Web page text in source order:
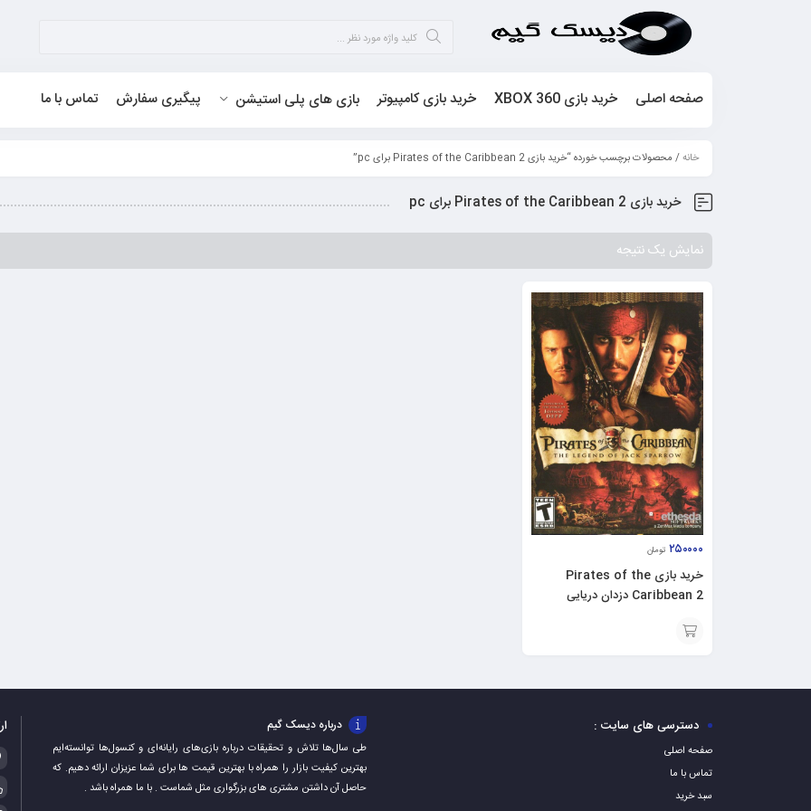
صفحه اصلی خرید بازی XBOX 360 خرید بازی کامپیوتر بازی های پلی استیشن پیگیری سفارش تماس با ما
خانه/ محصولات برچسب خورده “خرید بازی Pirates of the Caribbean 2 برای pc”
خرید بازی Pirates of the Caribbean 2 برای pc
نمایش یک نتیجه
۲۵۰۰۰۰ تومان
خرید بازی Pirates of the
Caribbean 2 دزدان دریایی
به
دسترسی های سایت :
صفحه اصلی
تماس با ما
سبد خرید
درباره دیسک گیم
طی سال‌ها تلاش و تحقیقات درباره بازی‌های رایانه‌ای و کنسول‌ها توانسته‌ایم
بهترین کیفیت بازار را همراه با بهترین قیمت ها برای شما عزیزان ارائه دهیم. که
حاصل آن داشتن مشتری های بزرگواری مثل شماست . با ما همراه باشد .